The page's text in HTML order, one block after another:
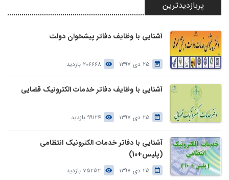
پربازدیدترین
آشنایی با وظایف دفاتر پیشخوان دولت
25 دی 1397 206668 بازدید
آشنایی با وظایف دفاتر خدمات الکترونیک قضایی
25 دی 1397 99124 بازدید
آشنایی با دفاتر خدمات الکترونیک انتظامی
(پلیس+10)
25 دی 1397 75253 بازدید